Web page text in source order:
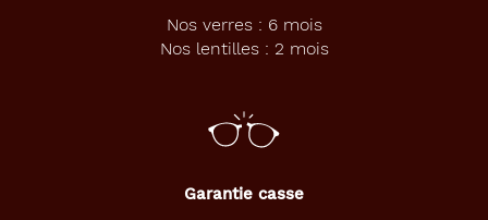
Nos verres : 6 mois
Nos lentilles : 2 mois
Garantie casse